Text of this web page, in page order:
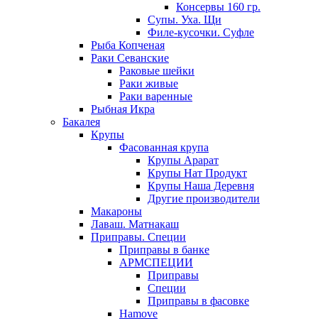
Консервы 160 гр.
Супы. Уха. Щи
Филе-кусочки. Суфле
Рыба Копченая
Раки Севанские
Раковые шейки
Раки живые
Раки варенные
Рыбная Икра
Бакалея
Крупы
Фасованная крупа
Крупы Арарат
Крупы Нат Продукт
Крупы Наша Деревня
Другие производители
Макароны
Лаваш. Матнакаш
Приправы. Специи
Приправы в банке
АРМСПЕЦИИ
Приправы
Специи
Приправы в фасовке
Hamove